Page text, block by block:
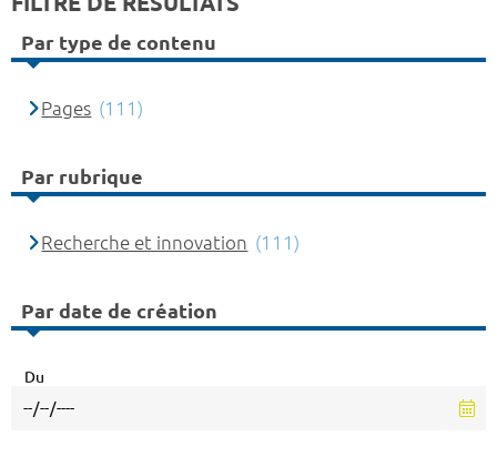
Par type de contenu
Pages (111)
Par rubrique
Recherche et innovation (111)
Par date de création
Du